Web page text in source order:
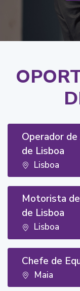
Operador
de Lisboa
Lisboa
Motorista
de Lisboa
Lisboa
Chefe de
Maia